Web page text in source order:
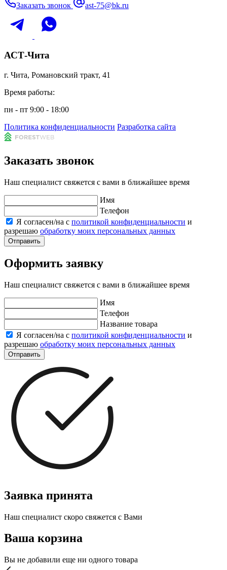
Заказать звонок
ast-75@bk.ru
АСТ-Чита
г. Чита, Романовский тракт, 41
Время работы:
пн - пт 9:00 - 18:00
Политика конфиденциальности Разработка сайта
Заказать звонок
Наш специалист свяжется с вами в ближайшее время
Имя
Телефон
Я согласен/на с политикой конфиденциальности и
разрешаю обработку моих персональных данных
Отправить
Оформить заявку
Наш специалист свяжется с вами в ближайшее время
Имя
Телефон
Название товара
Я согласен/на с политикой конфиденциальности и
разрешаю обработку моих персональных данных
Отправить
Заявка принята
Наш специалист скоро свяжется с Вами
Ваша корзина
Вы не добавили еще ни одного товара